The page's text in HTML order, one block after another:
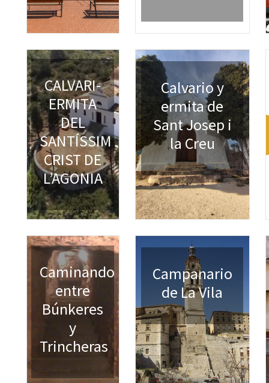
CALVARI-
ERMITA
DEL
SANTÍSSIM
CRIST DE
L’AGONIA
Calvario y
ermita de
Sant Josep i
la Creu
Caminando
entre
Búnkeres
y
Trincheras
Campanario
de La Vila